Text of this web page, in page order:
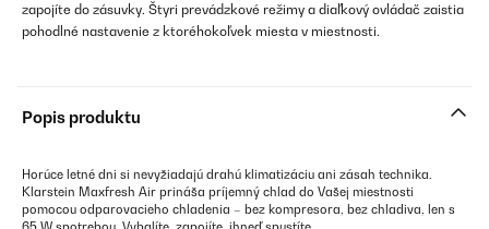
zapojíte do zásuvky. Štyri prevádzkové režimy a diaľkový ovládač zaistia
pohodlné nastavenie z ktoréhokoľvek miesta v miestnosti.
Popis produktu
Horúce letné dni si nevyžiadajú drahú klimatizáciu ani zásah technika.
Klarstein Maxfresh Air prináša príjemný chlad do Vašej miestnosti
pomocou odparovacieho chladenia – bez kompresora, bez chladiva, len s